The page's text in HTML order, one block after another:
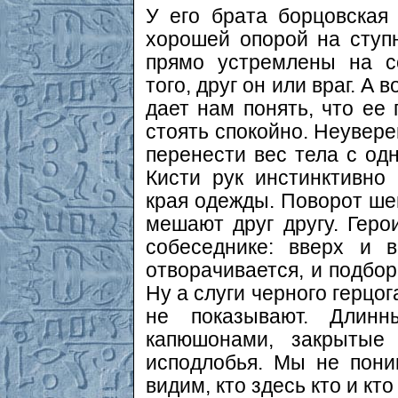
У его брата
хорошей опорой на
прямо устремлены на
того, друг он или враг. А
дает нам понять, что ее
стоять спокойно.
перенести вес тела с
Кисти рук
края одежды. Поворот
мешают друг другу.
собеседнике: вверх и
отворачивается, и
Ну а слуги черного
не показывают.
капюшонами,
исподлобья. Мы не
видим, кто здесь кто и